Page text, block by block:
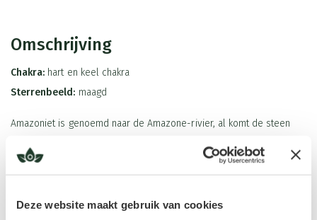
Deze website maakt gebruik van cookies
Omschrijving
Chakra: hart en keel chakra
Sterrenbeeld: maagd
Amazoniet is genoemd naar de Amazone-rivier, al komt de steen
daar niet voor. De naam verwijst naar groene stenen die daar ooit
gevonden zouden zijn. Amazoniet wordt gevonden in landen als
groenblauwe variëteit van veldspaat.